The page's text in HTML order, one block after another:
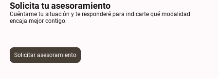
Solicita tu asesoramiento
Cuéntame tu situación y te responderé para indicarte qué modalidad
encaja mejor contigo.
Solicitar asesoramiento